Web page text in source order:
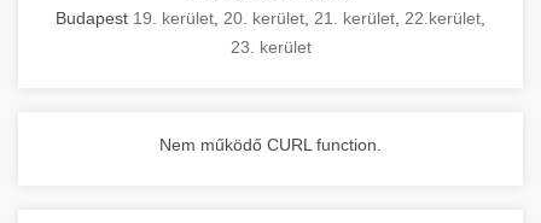
Budapest 19. kerület 20. kerület 21. kerület 22.kerület
23. kerület
Nem működő CURL function.